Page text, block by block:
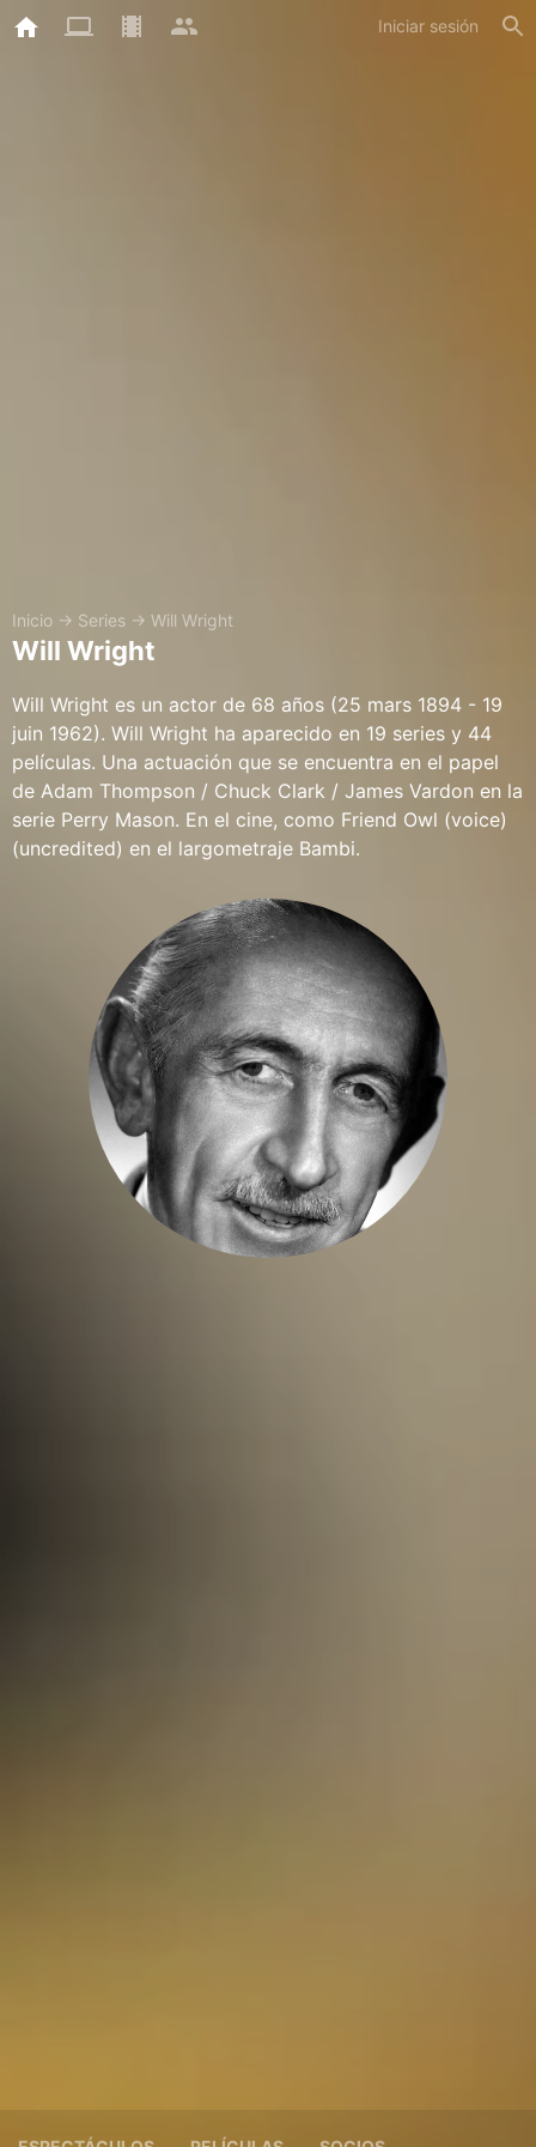
Iniciar sesión
Inicio → Series → Will Wright
Will Wright
Will Wright es un actor de 68 años (25 mars 1894 - 19
juin 1962). Will Wright ha aparecido en 19 series y 44
películas. Una actuación que se encuentra en el papel
de Adam Thompson / Chuck Clark / James Vardon en la
serie Perry Mason. En el cine, como Friend Owl (voice)
(uncredited) en el largometraje Bambi.